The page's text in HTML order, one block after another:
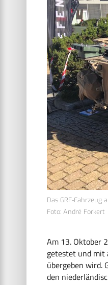
Das GRF-Fahrzeug
Foto: André Forkert
Am 13. Oktober
getestet und mit
übergeben wird.
den